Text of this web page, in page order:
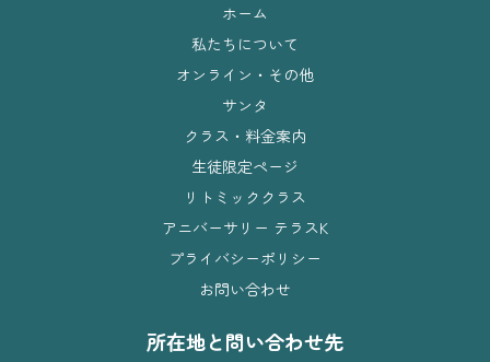
ホーム
私たちについて
オンライン・その他
サンタ
クラス・料金案内
生徒限定ページ
リトミッククラス
アニバーサリー テラスK
プライバシーポリシー
お問い合わせ
所在地と問い合わせ先